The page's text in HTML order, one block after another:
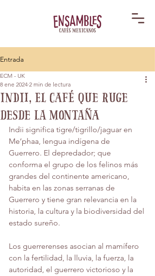
Entrada
Indii, el café que ruge
desde la Montaña
ECM - UK
8 ene 2024 2 min de lectura
Indii significa tigre/tigrillo/jaguar en
Me’phaa, lengua indígena de
Guerrero. El depredador; que
conforma el grupo de los felinos más
grandes del continente americano,
habita en las zonas serranas de
Guerrero y tiene gran relevancia en la
historia, la cultura y la biodiversidad del
estado sureño.
Los guerrerenses asocian al mamífero
con la fertilidad, la lluvia, la fuerza, la
autoridad, el guerrero victorioso y la